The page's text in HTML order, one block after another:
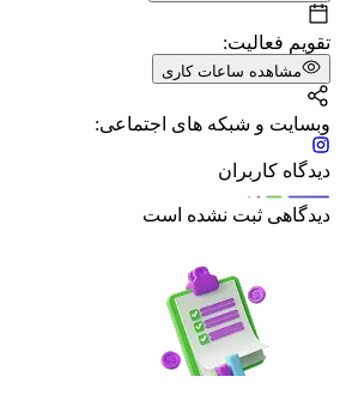
تقویم فعالیت:
مشاهده ساعات کاری
وبسایت و شبکه های اجتماعی:
دیدگاه کاربران
دیدگاهی ثبت نشده است